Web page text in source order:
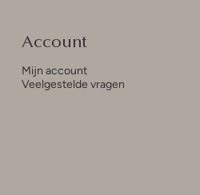
Account
Mijn account
Veelgestelde vragen